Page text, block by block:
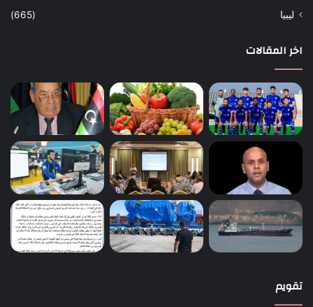
ليبيا
(665)
اخر المقالات
تقويم